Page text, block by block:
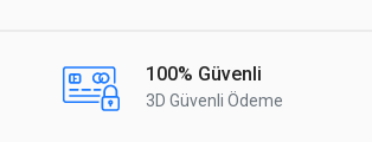
100% Güvenli
3D Güvenli Ödeme